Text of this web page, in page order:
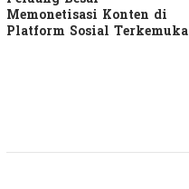
Memonetisasi Konten di
Platform Sosial Terkemuka